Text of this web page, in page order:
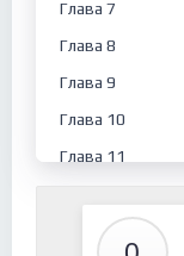
Глава 7
Глава 8
Глава 9
Глава 10
Глава 11
Глава 13